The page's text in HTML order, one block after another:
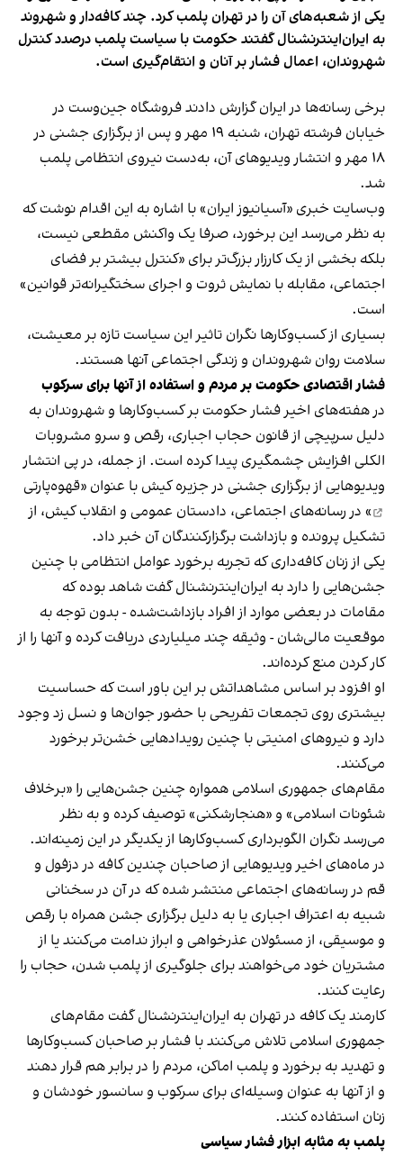
یکی از شعبه‌های آن را در تهران پلمب کرد. چند کافه‌‌دار و شهروند
به ایران‌اینترنشنال گفتند حکومت با سیاست پلمب درصدد کنترل
شهروندان، اعمال فشار بر آنان و انتقام‌گیری است.
برخی رسانه‌ها در ایران گزارش دادند فروشگاه جین‌وست در
خیابان فرشته تهران، شنبه ۱۹ مهر و پس از برگزاری جشنی در
۱۸ مهر و انتشار ویدیوهای آن، به‌دست نیروی انتظامی پلمب
شد.
وب‌سایت خبری «آسیانیوز ایران» با اشاره به این اقدام نوشت که
به نظر می‌رسد این برخورد، صرفا یک واکنش مقطعی نیست،
بلکه بخشی از یک کارزار بزرگ‌تر برای «کنترل بیشتر بر فضای
اجتماعی، مقابله با نمایش ثروت و اجرای سختگیرانه‌تر قوانین»
است.
بسیاری از کسب‌وکارها نگران تاثیر این سیاست‌ تازه بر معیشت،
سلامت روان شهروندان و زندگی اجتماعی آنها هستند.
فشار اقتصادی حکومت بر مردم و استفاده از آنها برای سرکوب
در هفته‌های اخیر فشار حکومت بر کسب‌وکارها و شهروندان به
دلیل سرپیچی از قانون حجاب اجباری، رقص و سرو مشروبات
الکلی افزایش چشمگیری پیدا کرده است. از جمله، در پی انتشار
ویدیوهایی از برگزاری جشنی در جزیره کیش با عنوان «قهوه‌پارتی
» در رسانه‌های اجتماعی، دادستان عمومی و انقلاب کیش، از
تشکیل پرونده و بازداشت برگزارکنندگان آن خبر داد.
یکی از زنان کافه‌داری که تجربه برخورد عوامل انتظامی با چنین
جشن‌هایی را دارد به ایران‌اینترنشنال گفت شاهد بوده که
مقامات در بعضی موارد از افراد بازداشت‌‌شده - بدون توجه به
موقعیت مالی‌شان - وثیقه چند میلیاردی دریافت کرده و آنها را از
کار کردن منع کرده‌اند.
او افزود بر اساس مشاهداتش بر این باور است که حساسیت
بیشتری روی تجمعات تفریحی با حضور جوان‌ها و نسل زد وجود
دارد و نیروهای امنیتی با چنین رویدادهایی خشن‌تر برخورد
می‌کنند.
مقام‌های جمهوری اسلامی همواره چنین جشن‌هایی را «برخلاف
شئونات اسلامی» و «هنجارشکنی» توصیف کرده و به نظر
می‌رسد نگران الگوبرداری کسب‌وکارها از یکدیگر در این زمینه‌اند.
در ماه‌های اخیر ویدیوهایی از صاحبان چندین کافه در دزفول و
قم در رسانه‌های اجتماعی منتشر شده که در آن در سخنانی
شبیه به اعتراف اجباری یا به دلیل برگزاری جشن همراه با رقص
و موسیقی، از مسئولان عذرخواهی و ابراز ندامت می‌کنند یا از
مشتریان خود می‌خواهند برای جلوگیری از پلمب شدن، حجاب را
رعایت کنند.
کارمند یک کافه در تهران به ایران‌اینترنشنال گفت مقام‌های
جمهوری اسلامی تلاش می‌کنند با فشار بر صاحبان کسب‌وکارها
و تهدید به برخورد و پلمب اماکن، مردم را در برابر هم قرار دهند
و از آنها به عنوان وسیله‌ای برای سرکوب و سانسور خودشان و
زنان استفاده کنند.
پلمب به مثابه ابزار فشار سیاسی